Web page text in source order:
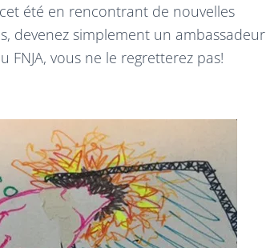
été en rencontrant de nouvelles
devenez simplement un ambassadeur
FNJA, vous ne le regretterez pas!